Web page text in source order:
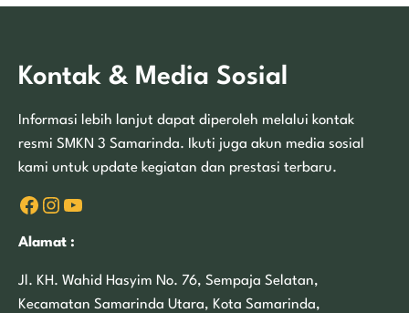
Kontak & Media Sosial
Informasi lebih lanjut dapat diperoleh melalui kontak
resmi SMKN 3 Samarinda. Ikuti juga akun media sosial
kami untuk update kegiatan dan prestasi terbaru.
Facebook Instagram YouTube
Alamat :
Jl. KH. Wahid Hasyim No. 76, Sempaja Selatan,
Kecamatan Samarinda Utara, Kota Samarinda,